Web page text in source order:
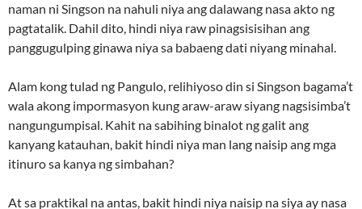
naman ni Singson na nahuli niya ang dalawang nasa akto ng
pagtatalik. Dahil dito, hindi niya raw pinagsisisihan ang
panggugulping ginawa niya sa babaeng dati niyang minahal.
Alam kong tulad ng Pangulo, relihiyoso din si Singson bagama’t
wala akong impormasyon kung araw-araw siyang nagsisimba’t
nangungumpisal. Kahit na sabihing binalot ng galit ang
kanyang katauhan, bakit hindi niya man lang naisip ang mga
itinuro sa kanya ng simbahan?
At sa praktikal na antas, bakit hindi niya naisip na siya ay nasa